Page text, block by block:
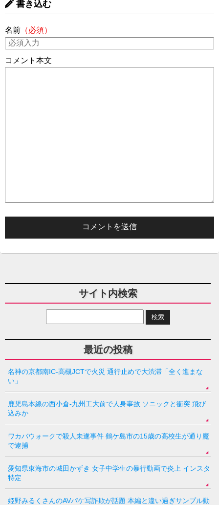
書き込む
名前 （必須）
コメント本文
サイト内検索
最近の投稿
名神の京都南IC-高槻JCTで火災 通行止めで大渋滞「全く進まな
い」
鹿児島本線の西小倉-九州工大前で人身事故 ソニックと衝突 飛び
込みか
ワカバウォークで殺人未遂事件 鶴ケ島市の15歳の高校生が通り魔
で逮捕
愛知県東海市の城田かずき 女子中学生の暴行動画で炎上 インスタ
特定
姫野みるくさんのAVパケ写詐欺が話題 本編と違い過ぎサンプル動